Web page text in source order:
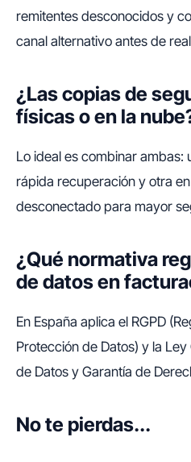
remitentes desconocidos y
canal alternativo antes de
¿Las copias de
físicas o en la
Lo ideal es combinar ambas:
rápida recuperación y otra
desconectado para mayor
¿Qué normativa
de datos en
En España aplica el RGPD
Protección de Datos) y la
de Datos y Garantía de
No te pierdas...